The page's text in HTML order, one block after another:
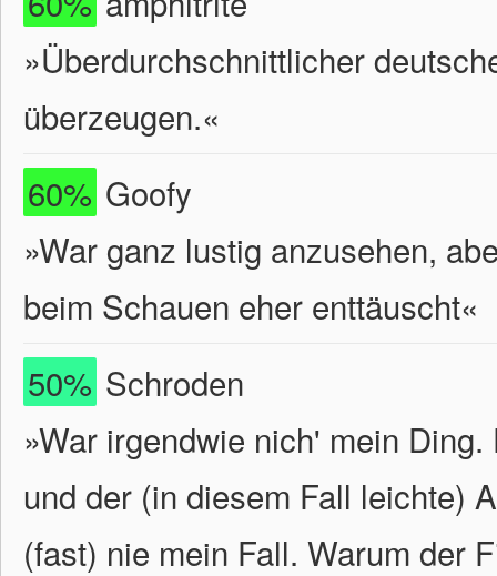
»Überdurchschnittlicher
überzeugen.«
60% Goofy
»War ganz lustig anzusehen,
beim Schauen eher enttäuscht«
50% Schroden
»War irgendwie nich' mein
und der (in diesem Fall leichte)
(fast) nie mein Fall. Warum der